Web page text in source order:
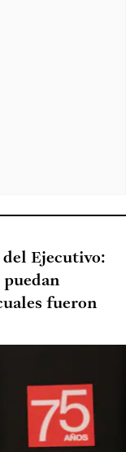
Ejecutivo:
puedan
fueron